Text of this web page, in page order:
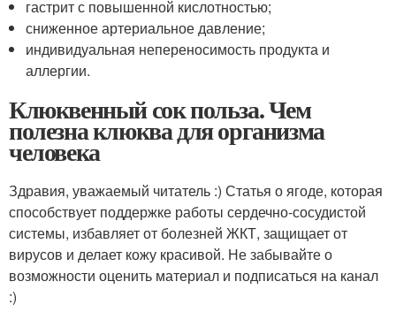
гастрит с повышенной кислотностью;
сниженное артериальное давление;
индивидуальная непереносимость продукта и
аллергии.
Клюквенный сок польза. Чем
полезна клюква для организма
человека
Здравия, уважаемый читатель :) Статья о ягоде, которая
способствует поддержке работы сердечно-сосудистой
системы, избавляет от болезней ЖКТ, защищает от
вирусов и делает кожу красивой. Не забывайте о
возможности оценить материал и подписаться на канал
:)